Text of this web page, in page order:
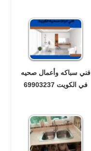
فني سباكه وأعمال صحيه
في الكويت 69903237